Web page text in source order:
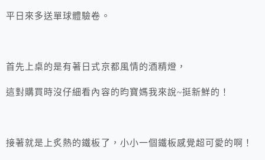
平日來多送單球體驗卷。
首先上桌的是有著日式京都風情的酒精燈，
這對購買時沒仔細看內容的昀寶媽我來說~挺新鮮的！
接著就是上炙熱的鐵板了，小小一個鐵板感覺超可愛的啊！